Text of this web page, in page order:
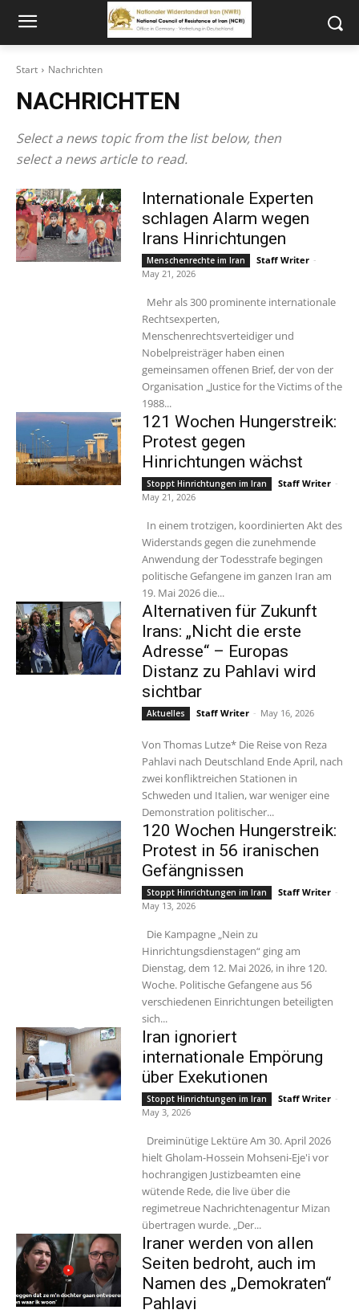
Start Nachrichten
NACHRICHTEN
Select a news topic from the list below, then
select a news article to read.
Internationale Experten
schlagen Alarm wegen
Irans Hinrichtungen
Menschenrechte im Iran Staff Writer -
May 21, 2026
Rechtsexperten,
Menschenrechtsverteidiger und
Nobelpreisträger haben einen
gemeinsamen offenen Brief, der von der
Organisation „Justice for the Victims of the
1988...
121 Wochen Hungerstreik:
Protest gegen
Hinrichtungen wächst
Stoppt Hinrichtungen im Iran Staff Writer -
May 21, 2026
Widerstands gegen die zunehmende
Anwendung der Todesstrafe begingen
politische Gefangene im ganzen Iran am
19. Mai 2026 die...
Alternativen für Zukunft
Irans: „Nicht die erste
Adresse“ – Europas
Distanz zu Pahlavi wird
sichtbar
Aktuelles Staff Writer - May 16, 2026
Von Thomas Lutze* Die Reise von Reza
Pahlavi nach Deutschland Ende April, nach
zwei konfliktreichen Stationen in
Schweden und Italien, war weniger eine
Demonstration politischer...
120 Wochen Hungerstreik:
Protest in 56 iranischen
Gefängnissen
Stoppt Hinrichtungen im Iran Staff Writer -
May 13, 2026
Hinrichtungsdienstagen“ ging am
Dienstag, dem 12. Mai 2026, in ihre 120.
Woche. Politische Gefangene aus 56
verschiedenen Einrichtungen beteiligten
sich...
Iran ignoriert
internationale Empörung
über Exekutionen
Stoppt Hinrichtungen im Iran Staff Writer -
May 3, 2026
hielt Gholam-Hossein Mohseni-Eje'i vor
hochrangigen Justizbeamten eine
wütende Rede, die live über die
regimetreue Nachrichtenagentur Mizan
übertragen wurde. „Der...
Iraner werden von allen
Seiten bedroht, auch im
Namen des „Demokraten“
Pahlavi